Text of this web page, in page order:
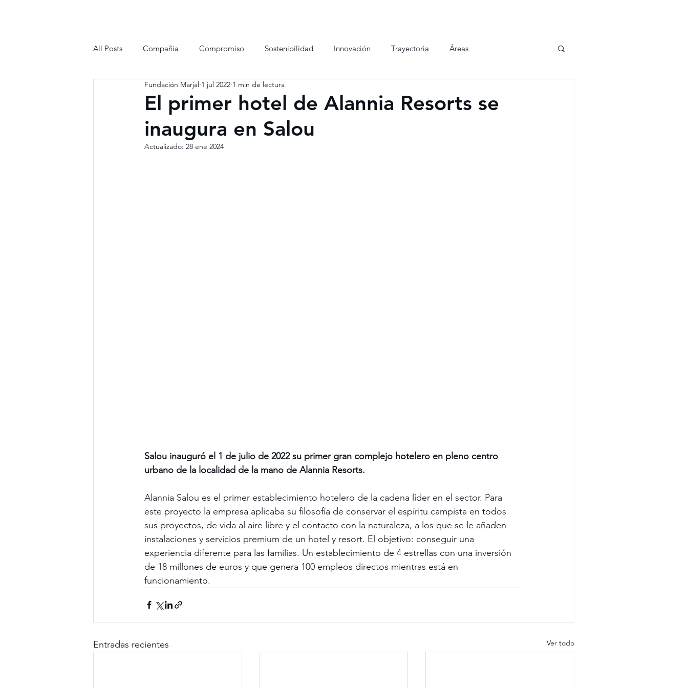
All Posts Compañia Compromiso Sostenibilidad Innovación Trayectoria Áreas
Reconocimientos
El primer hotel de Alannia Resorts se
inaugura en Salou
Fundación Marjal 1 jul 2022 1 min de lectura
Actualizado: 28 ene 2024
Salou inauguró el 1 de julio de 2022 su primer gran complejo hotelero en pleno centro
urbano de la localidad de la mano de Alannia Resorts.
Alannia Salou es el primer establecimiento hotelero de la cadena líder en el sector. Para
este proyecto la empresa aplicaba su filosofía de conservar el espíritu campista en todos
sus proyectos, de vida al aire libre y el contacto con la naturaleza, a los que se le añaden
instalaciones y servicios premium de un hotel y resort. El objetivo: conseguir una
experiencia diferente para las familias. Un establecimiento de 4 estrellas con una inversión
de 18 millones de euros y que genera 100 empleos directos mientras está en
funcionamiento.
Entradas recientes Ver todo